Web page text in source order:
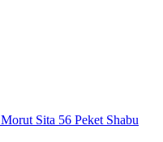
Sita 56 Peket Shabu